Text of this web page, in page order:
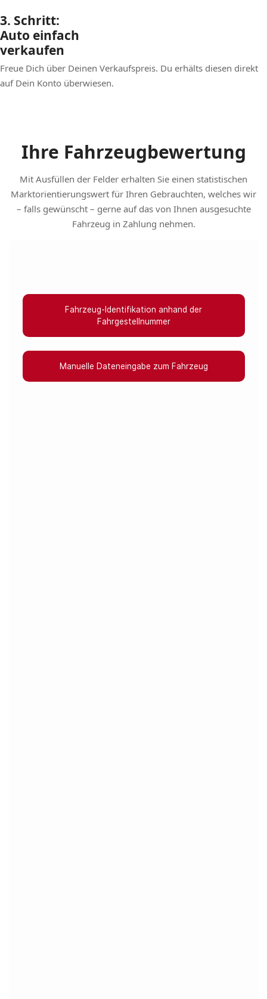
3. Schritt:
Auto einfach
verkaufen
Freue Dich über Deinen Verkaufspreis. Du erhälts diesen direkt
auf Dein Konto überwiesen.
Ihre Fahrzeugbewertung
Mit Ausfüllen der Felder erhalten Sie einen statistischen
Marktorientierungswert für Ihren Gebrauchten, welches wir
– falls gewünscht – gerne auf das von Ihnen ausgesuchte
Fahrzeug in Zahlung nehmen.